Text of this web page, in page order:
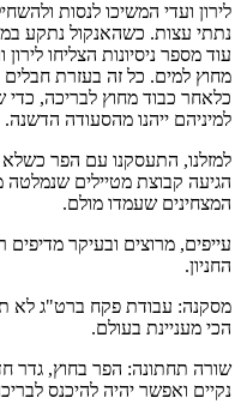
לירון ועדי המשיכו לנסות
נתתי עצות. כשהאנקול נתקע
עוד מספר ניסיונות הצליחו
מחוץ למים. כל זה בעזרת חבלים
כלאחר כבוד מחוץ לבריכה,
למיניהם ייהנו מהסעודה הדשנה.
למזלנו, התעסקנו עם הפר
הגיעה קבוצת מטיילים
המצחינים שעמדו מולם.
עייפים, מרוצים ובעיקר
החניון.
מסקנה: עבודת פקח ברט"ג לא
הכי מעניינת בעולם.
שורה תחתונה: הפר בחוץ, גדר
נקיים ואפשר יהיה להיכנס